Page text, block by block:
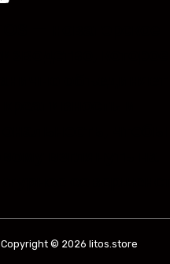
Copyright © 2026 litos.store